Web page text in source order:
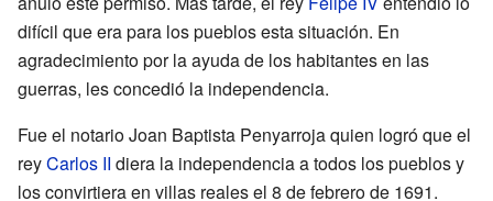
difícil que era para los pueblos esta situación. En
agradecimiento por la ayuda de los habitantes en las
guerras, les concedió la independencia.
Fue el notario Joan Baptista Penyarroja quien logró que el
reyCarlos II diera la independencia a todos los pueblos y
los convirtiera en villas reales el 8 de febrero de 1691.